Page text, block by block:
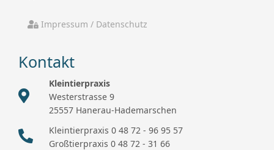
Impressum / Datenschutz
Kontakt
Kleintierpraxis
Westerstrasse 9
25557 Hanerau-Hademarschen
Kleintierpraxis 0 48 72 - 96 95 57
Großtierpraxis 0 48 72 - 31 66